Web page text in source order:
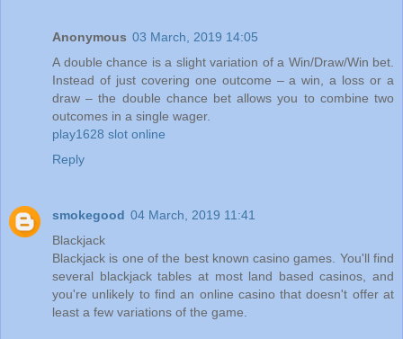
Anonymous 03 March, 2019 14:05
A double chance is a slight variation of a Win/Draw/Win bet.
Instead of just covering one outcome – a win, a loss or a
draw – the double chance bet allows you to combine two
outcomes in a single wager.
play1628 slot online
Reply
smokegood 04 March, 2019 11:41
Blackjack
Blackjack is one of the best known casino games. You'll find
several blackjack tables at most land based casinos, and
you're unlikely to find an online casino that doesn't offer at
least a few variations of the game.